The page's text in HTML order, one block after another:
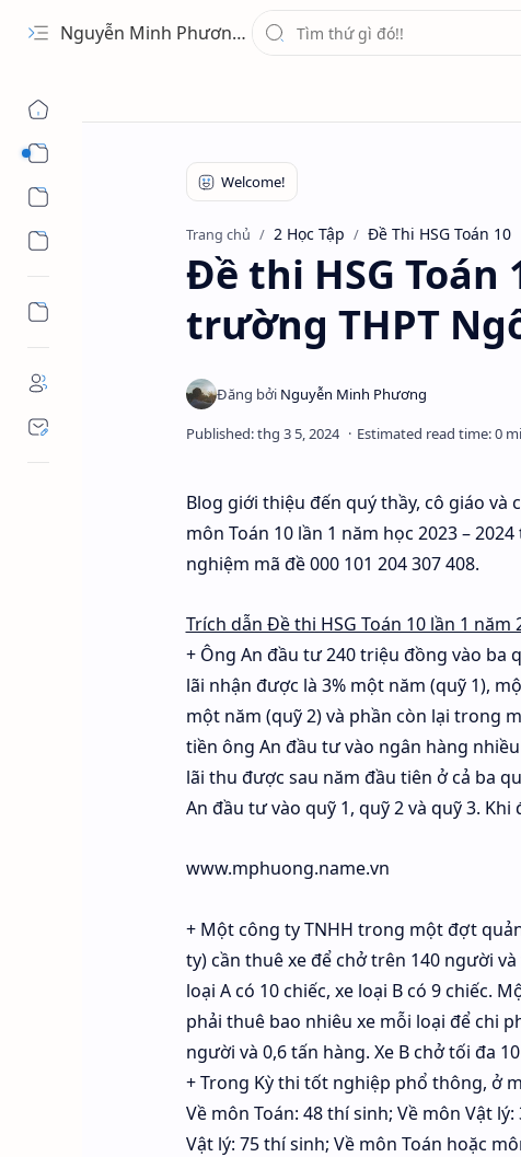
Nguyễn Minh Phương - Blog Chia sẻ Kiến thức Chứng khoán & Tài liệu Toán học
Trang chủ 2 Học Tập Đề Thi HSG Toán 10
Đề thi HSG Toán
trường THPT
Blog giới thiệu đến quý thầy, cô giáo
môn Toán 10 lần 1 năm học 2023 –
nghiệm mã đề 000 101 204 307 408.
Trích dẫn Đề thi HSG Toán 10 lần 1 năm
+ Ông An đầu tư 240 triệu đồng vào
lãi nhận được là 3% một năm (quỹ 1),
một năm (quỹ 2) và phần còn lại trong
tiền ông An đầu tư vào ngân hàng
lãi thu được sau năm đầu tiên ở cả ba
An đầu tư vào quỹ 1, quỹ 2 và quỹ 3. Khi
www.mphuong.name.vn
+ Một công ty TNHH trong một đợt
ty) cần thuê xe để chở trên 140 người
loại A có 10 chiếc, xe loại B có 9 chiếc.
phải thuê bao nhiêu xe mỗi loại để chi
người và 0,6 tấn hàng. Xe B chở tối đa
+ Trong Kỳ thi tốt nghiệp phổ thông, ở
Về môn Toán: 48 thí sinh; Về môn Vật
Vật lý: 75 thí sinh; Về môn Toán hoặc